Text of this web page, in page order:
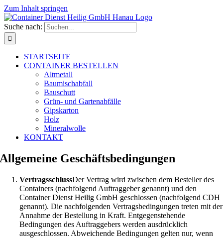
Zum Inhalt springen
Suche nach:
STARTSEITE
CONTAINER BESTELLEN
Altmetall
Baumischabfall
Bauschutt
Grün- und Gartenabfälle
Gipskarton
Holz
Mineralwolle
KONTAKT
Allgemeine Geschäftsbedingungen
VertragsschlussDer Vertrag wird zwischen dem Besteller des
Containers (nachfolgend Auftraggeber genannt) und den
Container Dienst Heilig GmbH geschlossen (nachfolgend CDH
genannt). Die nachfolgenden Vertragsbedingungen treten mit der
Annahme der Bestellung in Kraft. Entgegenstehende
Bedingungen des Auftraggebers werden ausdrücklich
ausgeschlossen. Abweichende Bedingungen gelten nur, wenn